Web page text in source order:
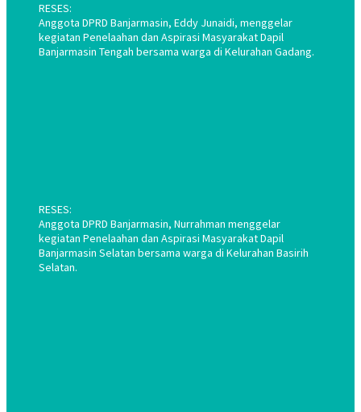
RESES:
Anggota DPRD Banjarmasin, Eddy Junaidi, menggelar
kegiatan Penelaahan dan Aspirasi Masyarakat Dapil
Banjarmasin Tengah bersama warga di Kelurahan Gadang.
RESES:
Anggota DPRD Banjarmasin, Nurrahman menggelar
kegiatan Penelaahan dan Aspirasi Masyarakat Dapil
Banjarmasin Selatan bersama warga di Kelurahan Basirih
Selatan.